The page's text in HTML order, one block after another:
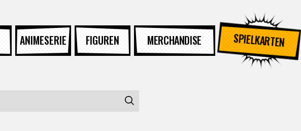
ANIMESERIE FIGUREN MERCHANDISE SPIELKARTEN